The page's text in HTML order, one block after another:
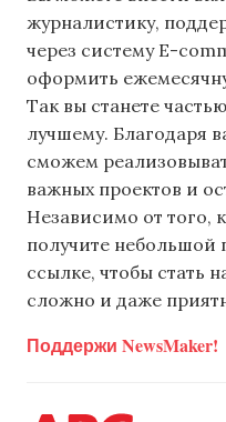
журналистику,
через систему E-
оформить
Так вы станете
лучшему. Благодаря
сможем
важных проектов и
Независимо от того,
получите небольшой
ссылке, чтобы стать
сложно и даже
Поддержи NewsMaker!